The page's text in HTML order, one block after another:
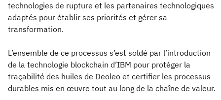
technologies de rupture et les partenaires technologiques
adaptés pour établir ses priorités et gérer sa
transformation.
L’ensemble de ce processus s’est soldé par l’introduction
de la technologie blockchain d’IBM pour protéger la
traçabilité des huiles de Deoleo et certifier les processus
durables mis en œuvre tout au long de la chaîne de valeur.